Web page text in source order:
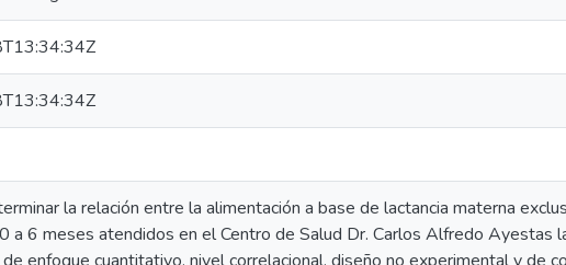
la relación entre la alimentación a base de lactancia materna
a 6 meses atendidos en el Centro de Salud Dr. Carlos Alfredo Ayestas